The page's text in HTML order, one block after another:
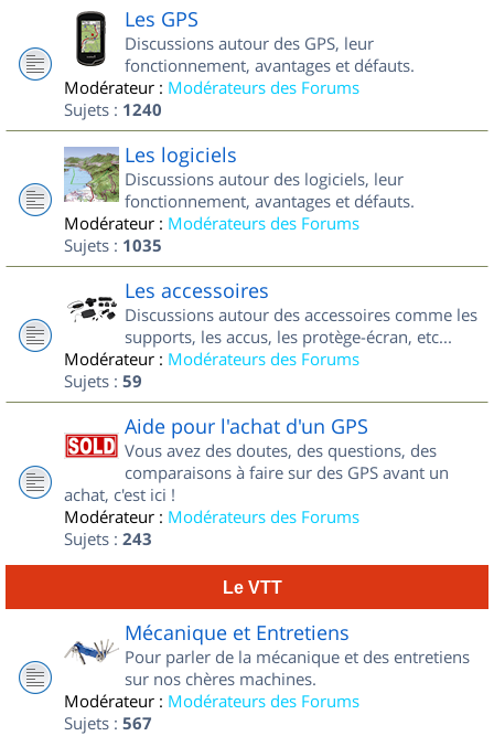
Les GPS
Discussions autour des GPS, leur
fonctionnement, avantages et défauts.
Modérateur : Modérateurs des Forums
Sujets : 1240
Les logiciels
Discussions autour des logiciels, leur
fonctionnement, avantages et défauts.
Modérateur : Modérateurs des Forums
Sujets : 1035
Les accessoires
Discussions autour des accessoires comme les
supports, les accus, les protège-écran, etc...
Modérateur : Modérateurs des Forums
Sujets : 59
Aide pour l'achat d'un GPS
Vous avez des doutes, des questions, des
comparaisons à faire sur des GPS avant un
achat, c'est ici !
Modérateur : Modérateurs des Forums
Sujets : 243
Le VTT
Mécanique et Entretiens
Pour parler de la mécanique et des entretiens
sur nos chères machines.
Modérateur : Modérateurs des Forums
Sujets : 567